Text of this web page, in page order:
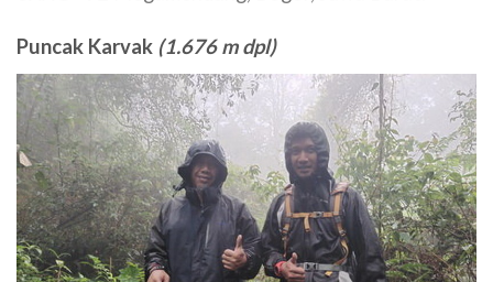
Puncak Gedogan / Gedongan berada pada
ketinggian 1.688 m dpl terletak di Kecamatan
Megamendung, Kabupaten Bogor, Propinsi Jawa
Barat.
Peta dan Koordinat GPS:
https://goo.gl/maps/qRfwGX5JGhsUYtMX7
8XXG+V2 Megamendung, Bogor, Jawa Barat.
Puncak Karvak(1.676 m dpl)